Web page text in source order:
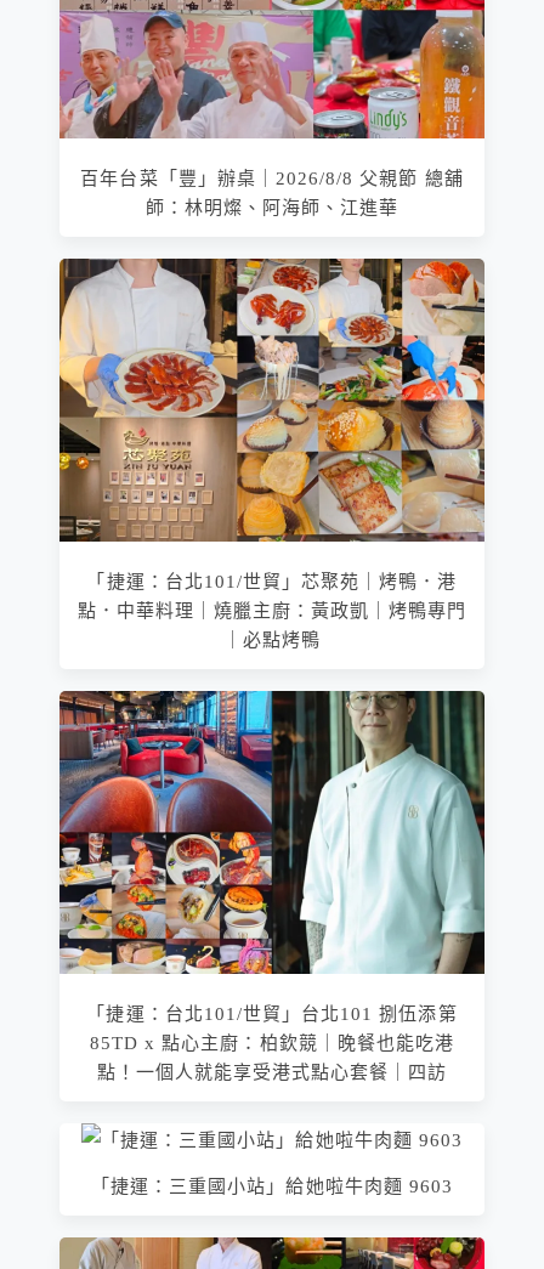
百年台菜「豐」辦桌｜2026/8/8 父親節 總舖
師：林明燦、阿海師、江進華
「捷運：台北101/世貿」芯聚苑｜烤鴨．港
點．中華料理｜燒臘主廚：黃政凱｜烤鴨專門
｜必點烤鴨
「捷運：台北101/世貿」台北101 捌伍添第
85TD x 點心主廚：柏欽競｜晚餐也能吃港
點！一個人就能享受港式點心套餐｜四訪
「捷運：三重國小站」給她啦牛肉麵 9603